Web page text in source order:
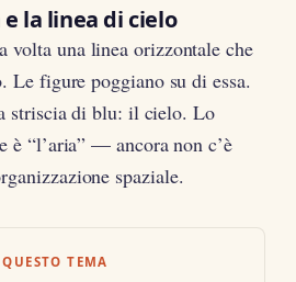
la linea di cielo
volta una linea orizzontale che
Le figure poggiano su di essa.
striscia di blu: il cielo. Lo
è “l’aria” — ancora non c’è
spaziale.
TEMA